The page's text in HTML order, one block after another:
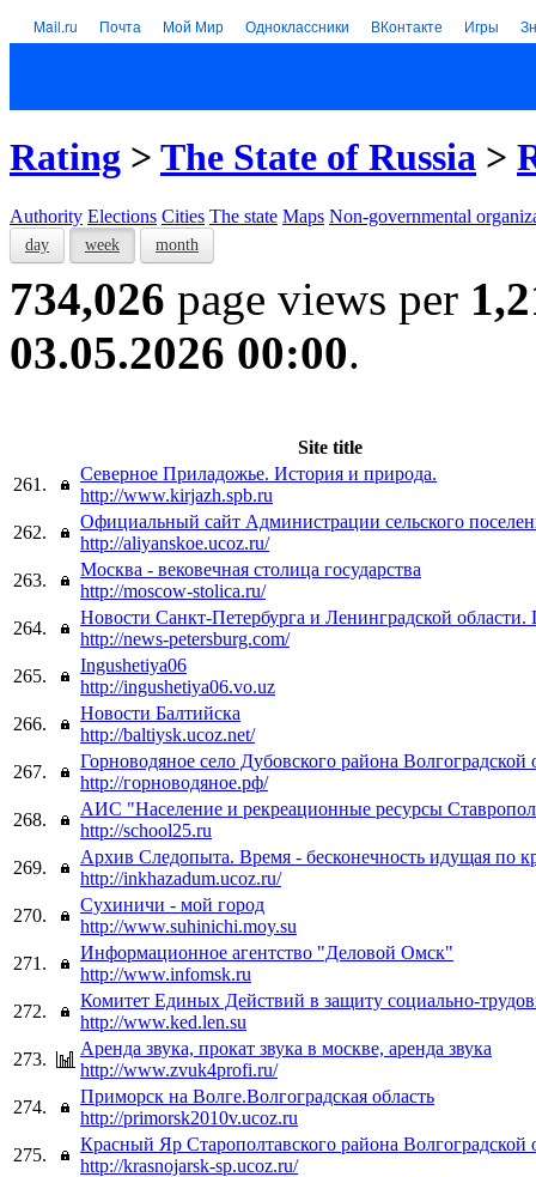
Mail.ru Почта Мой Мир Одноклассники ВКонтакте Игры
Rating > The State of Russia >
Authority Elections Cities The state Maps Non-governmental
day week month
734,026 page views per
03.05.2026 00:00.
Site title
261.
Северное Приладожье. История и природа.
http://www.kirjazh.spb.ru
262.
Официальный сайт Администрации сельского
http://aliyanskoe.ucoz.ru/
263.
Москва - вековечная столица государства
http://moscow-stolica.ru/
264.
Новости Санкт-Петербурга и Ленинградской области.
http://news-petersburg.com/
265.
Ingushetiya06
http://ingushetiya06.vo.uz
266.
Новости Балтийска
http://baltiysk.ucoz.net/
267.
Горноводяное село Дубовского района Волгоградской
http://горноводяное.рф/
268.
АИС "Население и рекреационные ресурсы
http://school25.ru
269.
Архив Следопыта. Время - бесконечность идущая по
http://inkhazadum.ucoz.ru/
270.
Сухиничи - мой город
http://www.suhinichi.moy.su
271.
Информационное агентство "Деловой Омск"
http://www.infomsk.ru
272.
Комитет Единых Действий в защиту социально-
http://www.ked.len.su
273.
Аренда звука, прокат звука в москве, аренда звука
http://www.zvuk4profi.ru/
274.
Приморск на Волге.Волгоградская область
http://primorsk2010v.ucoz.ru
275.
Красный Яр Старополтавского района Волгоградской
http://krasnojarsk-sp.ucoz.ru/